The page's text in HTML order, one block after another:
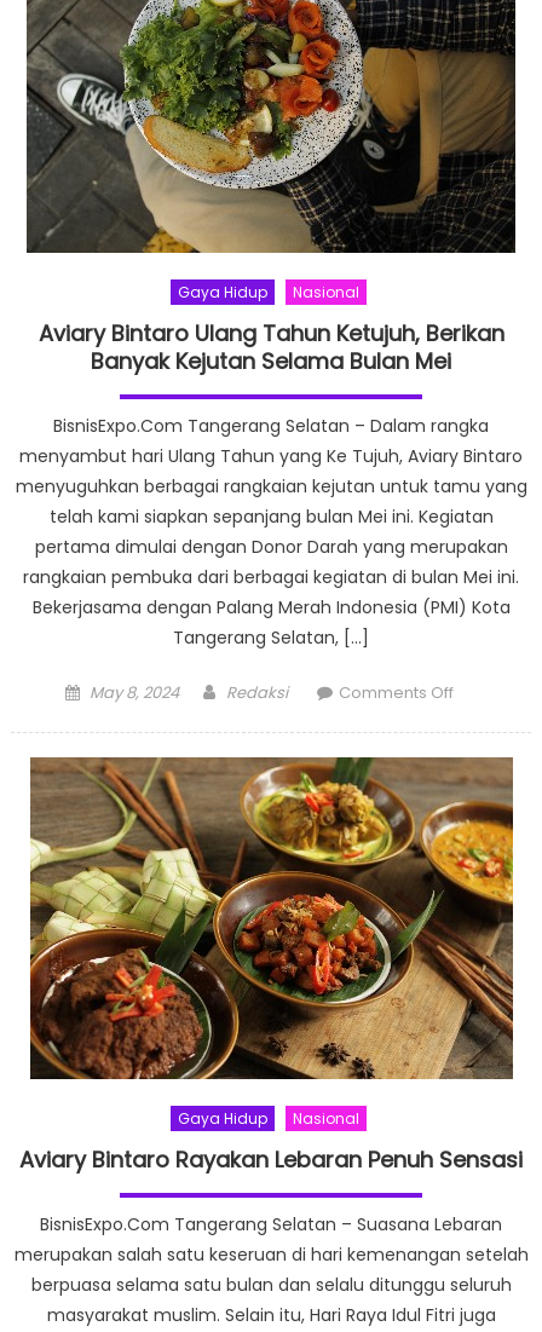
Gaya Hidup Nasional
Aviary Bintaro Ulang Tahun Ketujuh, Berikan
Banyak Kejutan Selama Bulan Mei
BisnisExpo.Com Tangerang Selatan – Dalam rangka
menyambut hari Ulang Tahun yang Ke Tujuh, Aviary Bintaro
menyuguhkan berbagai rangkaian kejutan untuk tamu yang
telah kami siapkan sepanjang bulan Mei ini. Kegiatan
pertama dimulai dengan Donor Darah yang merupakan
rangkaian pembuka dari berbagai kegiatan di bulan Mei ini.
Bekerjasama dengan Palang Merah Indonesia (PMI) Kota
Tangerang Selatan, […]
Posted
May 8, 2024 Author
Redaksi Comments Offon
Ulang
Tahun
Ketujuh,
Berikan
Banyak
Kejutan
Selama
Bulan
Mei
Gaya Hidup Nasional
Aviary Bintaro Rayakan Lebaran Penuh Sensasi
BisnisExpo.Com Tangerang Selatan – Suasana Lebaran
merupakan salah satu keseruan di hari kemenangan setelah
berpuasa selama satu bulan dan selalu ditunggu seluruh
masyarakat muslim. Selain itu, Hari Raya Idul Fitri juga